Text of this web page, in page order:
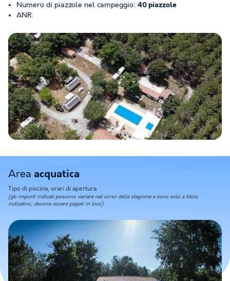
Numero di piazzole nel campeggio: 40 piazzole
ANR:
Visualizza la mappa
Area acquatica
Tipo di piscina, orari di apertura
(gli importi indicati possono variare nel corso della stagione e sono solo a titolo
indicativo; devono essere pagati in loco)